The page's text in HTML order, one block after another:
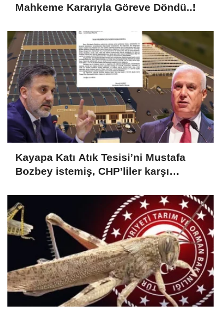
Mahkeme Kararıyla Göreve Döndü..!
Kayapa Katı Atık Tesisi’ni Mustafa
Bozbey istemiş, CHP’liler karşı